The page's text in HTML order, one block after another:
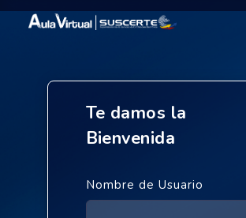
Te damos la
Bienvenida
Nombre de Usuario